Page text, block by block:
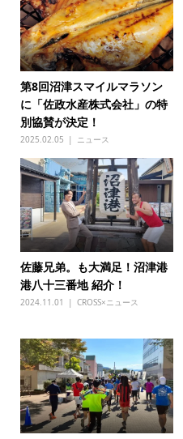
第8回沼津スマイルマラソン
に「佐政水産株式会社」の特
別協賛が決定！
2025.02.05 ニュース
佐藤兄弟。も大満足！沼津港
港八十三番地 紹介！
2024.11.01 CROSS×ニュース